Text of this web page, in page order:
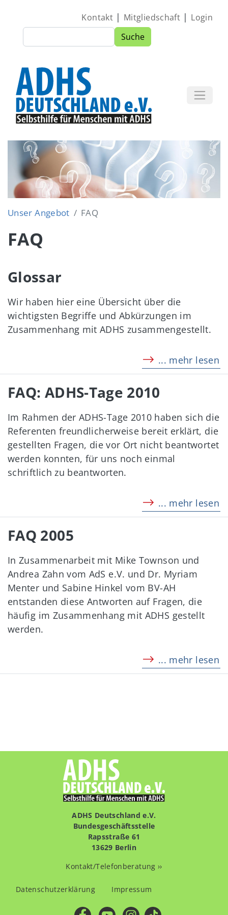
Suche Suche
Kontakt| Mitgliedschaft | Login
Image
Unser Angebot FAQ
FAQ
Glossar
Wir haben hier eine Übersicht über die
wichtigsten Begriffe und Abkürzungen im
Zusammenhang mit ADHS zusammengestellt.
... mehr lesen
FAQ: ADHS-Tage 2010
Im Rahmen der ADHS-Tage 2010 haben sich die
Referenten freundlicherweise bereit erklärt, die
gestellten Fragen, die vor Ort nicht beantwortet
werden konnten, für uns noch einmal
schriftlich zu beantworten.
... mehr lesen
FAQ 2005
In Zusammenarbeit mit Mike Townson und
Andrea Zahn vom AdS e.V. und Dr. Myriam
Menter und Sabine Hinkel vom BV-AH
entstanden diese Antworten auf Fragen, die
häufig im Zusammenhang mit ADHS gestellt
werden.
... mehr lesen
ADHS Deutschland e.V.
Bundesgeschäftsstelle
Rapsstraße 61
13629 Berlin
Kontakt/Telefonberatung ››
Fußzeilenmenü
Datenschutzerklärung Impressum